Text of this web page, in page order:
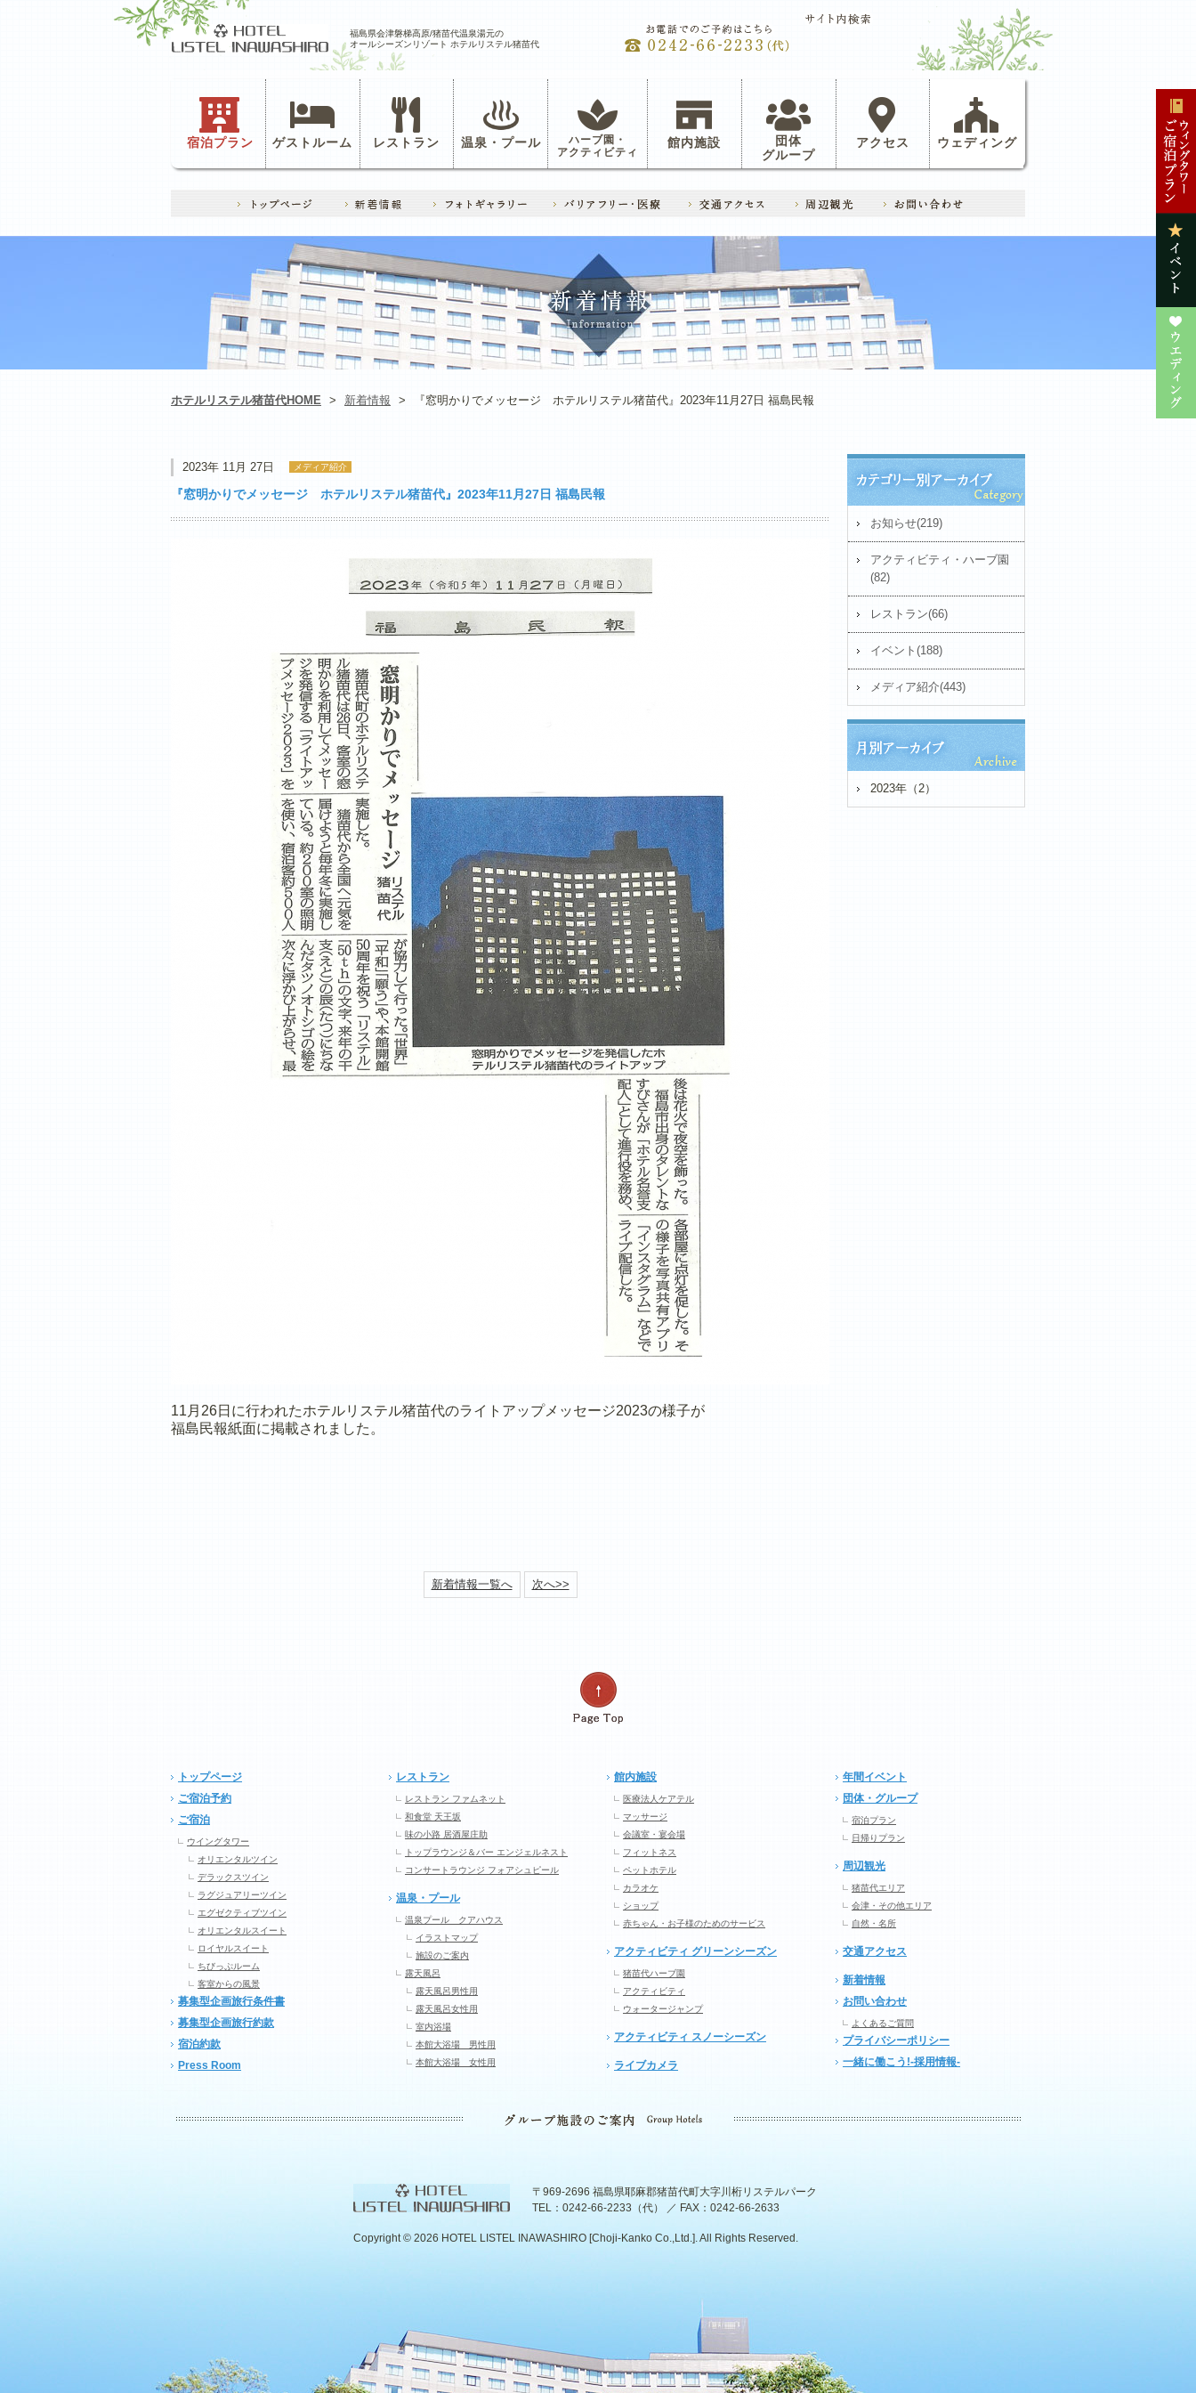
福島県会津磐梯高原/猪苗代温泉湯元の
オールシーズンリゾート ホテルリステル猪苗代
宿泊プラン ゲストルーム レストラン 温泉・プール ハーブ園・
アクティビティ
館内施設
団体
グループ
アクセス ウェディング
ホテルリステル猪苗代HOME > 新着情報 > 『窓明かりでメッセージ ホテルリステル猪苗代』2023年11月27日 福島民報
2023年 11月 27日 メディア紹介
『窓明かりでメッセージ ホテルリステル猪苗代』2023年11月27日 福島民報
11月26日に行われたホテルリステル猪苗代のライトアップメッセージ2023の様子が
福島民報紙面に掲載されました。
新着情報一覧へ 次へ>>
お知らせ(219)
アクティビティ・ハーブ園
(82)
レストラン(66)
イベント(188)
メディア紹介(443)
2023年（2）
トップページ
ご宿泊予約
ご宿泊
ウイングタワー
オリエンタルツイン
デラックスツイン
ラグジュアリーツイン
エグゼクティブツイン
オリエンタルスイート
ロイヤルスイート
ちびっぷルーム
客室からの風景
募集型企画旅行条件書
募集型企画旅行約款
宿泊約款
Press Room
レストラン
レストラン ファムネット
和食堂 天王坂
味の小路 居酒屋庄助
トップラウンジ＆バー エンジェルネスト
コンサートラウンジ フォアシュピール
温泉・プール
温泉プール クアハウス
イラストマップ
施設のご案内
露天風呂
露天風呂男性用
露天風呂女性用
室内浴場
本館大浴場 男性用
本館大浴場 女性用
館内施設
医療法人ケアテル
マッサージ
会議室・宴会場
フィットネス
ペットホテル
カラオケ
ショップ
赤ちゃん・お子様のためのサービス
アクティビティ グリーンシーズン
猪苗代ハーブ園
アクティビティ
ウォータージャンプ
アクティビティ スノーシーズン
ライブカメラ
年間イベント
団体・グループ
宿泊プラン
日帰りプラン
周辺観光
猪苗代エリア
会津・その他エリア
自然・名所
交通アクセス
新着情報
お問い合わせ
よくあるご質問
プライバシーポリシー
一緒に働こう!-採用情報-
〒969-2696 福島県耶麻郡猪苗代町大字川桁リステルパーク
TEL：0242-66-2233（代） ／ FAX：0242-66-2633
Copyright © 2026 HOTEL LISTEL INAWASHIRO [Choji-Kanko Co.,Ltd.]. All Rights Reserved.